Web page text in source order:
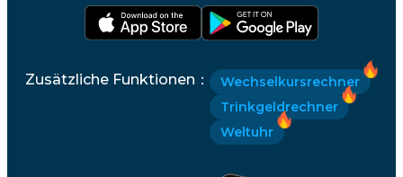
Zusätzliche Funktionen ：
Wechselkursrechner
Trinkgeldrechner
Weltuhr